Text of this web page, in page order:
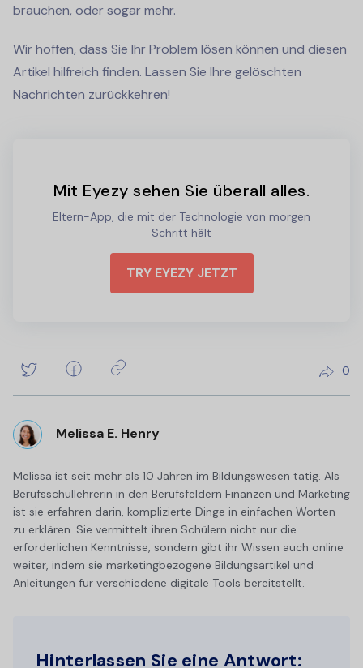
brauchen, oder sogar mehr.
Wir hoffen, dass Sie Ihr Problem lösen können und diesen
Artikel hilfreich finden. Lassen Sie Ihre gelöschten
Nachrichten zurückkehren!
Mit Eyezy sehen Sie überall alles.
Eltern-App, die mit der Technologie von morgen
Schritt hält
TRY EYEZY JETZT
0
Melissa E. Henry
Melissa ist seit mehr als 10 Jahren im Bildungswesen tätig. Als
Berufsschullehrerin in den Berufsfeldern Finanzen und Marketing
ist sie erfahren darin, komplizierte Dinge in einfachen Worten
zu erklären. Sie vermittelt ihren Schülern nicht nur die
erforderlichen Kenntnisse, sondern gibt ihr Wissen auch online
weiter, indem sie marketingbezogene Bildungsartikel und
Anleitungen für verschiedene digitale Tools bereitstellt.
Hinterlassen Sie eine Antwort: